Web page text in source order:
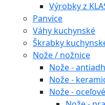
Výrobky z
Panvice
Váhy kuchynské
Škrabky
Nože / nožnice
Nože -
Nože -
Nože - oceľové